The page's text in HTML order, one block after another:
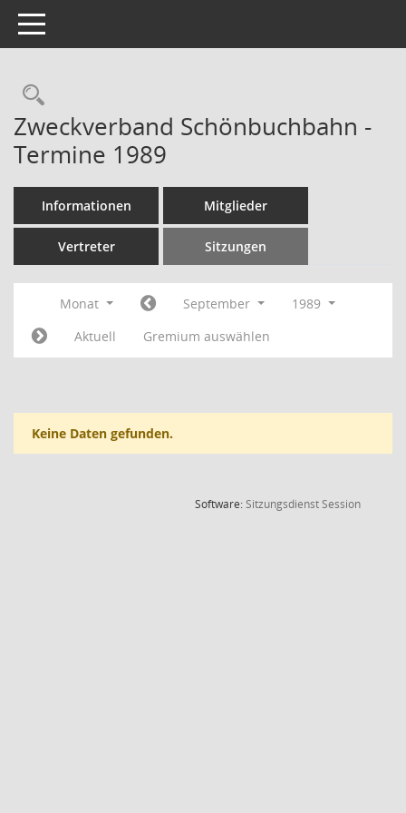
Toggle navigation
Rechercheauswahl
Zweckverband Schönbuchbahn -
Termine 1989
Informationen Mitglieder
Vertreter Sitzungen
Monat September
1989
Aktuell
Gremium auswählen
Keine Daten gefunden.
Software:SitzungsdienstSession(Wird in